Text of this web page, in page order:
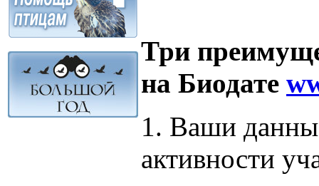
Три
на Биодате
1. Ваши
активности